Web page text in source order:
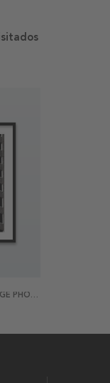
POSTER BUILDING VINTAGE PHOTO